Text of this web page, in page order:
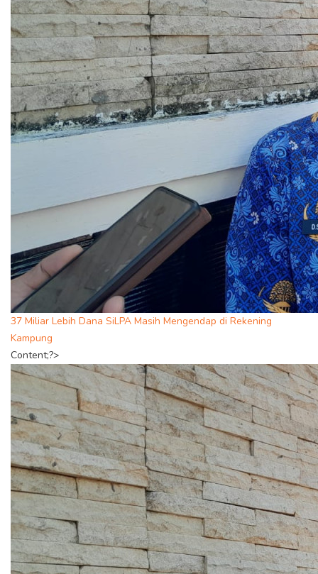
37 Miliar Lebih Dana SiLPA Masih Mengendap di Rekening
Kampung
Content;?>